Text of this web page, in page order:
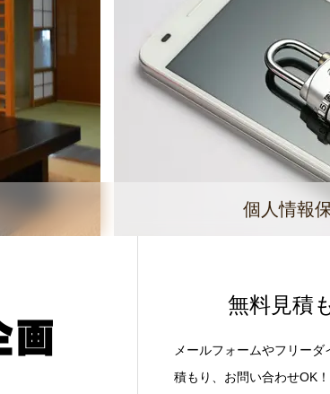
個人情報
無料見積
メールフォームやフリー
積もり、お問い合わせOK